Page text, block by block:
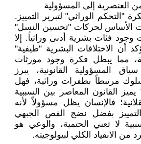
العنصرية إلى المسؤولية
"التحكم الوراثي" لتبرير التمييز.
الأساس لحركات "تحسين النسل"
وجود فئات بشرية أدنى وراثياً. إلا
أن الاختلافات البشرية "طيفية"
مما يبطل فكرة وجود مورثات
المسؤولية القانونية، يبرز
مرتبطاً بطفرات وراثية، فهل
القانون المعاصر بين السببية
فالإنسان يظل مسؤولاً لأنه
بفضل نضج الفص الجبهي
لا تعني الحتمية، والوعي هو
من الانقياد الكلي لبيولوجيته.